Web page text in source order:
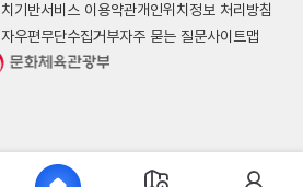
기반서비스 이용약관개인위치정보 처리방침
우편무단수집거부자주 묻는 질문사이트맵